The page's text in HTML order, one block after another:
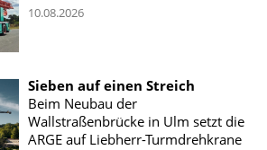
10.08.2026
Sieben auf einen Streich
Beim Neubau der
Wallstraßenbrücke in Ulm setzt die
ARGE auf Liebherr-Turmdrehkrane